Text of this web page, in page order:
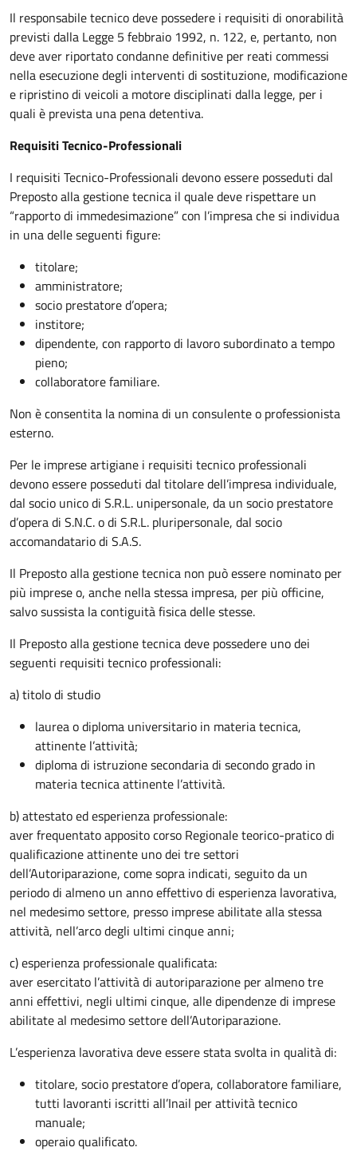
Il responsabile tecnico deve possedere i requisiti di onorabilità
previsti dalla Legge 5 febbraio 1992, n. 122, e, pertanto, non
deve aver riportato condanne definitive per reati commessi
nella esecuzione degli interventi di sostituzione, modificazione
e ripristino di veicoli a motore disciplinati dalla legge, per i
quali è prevista una pena detentiva.
Requisiti Tecnico-Professionali
I requisiti Tecnico-Professionali devono essere posseduti dal
Preposto alla gestione tecnica il quale deve rispettare un
“rapporto di immedesimazione” con l’impresa che si individua
in una delle seguenti figure:
titolare;
amministratore;
socio prestatore d’opera;
institore;
dipendente, con rapporto di lavoro subordinato a tempo
pieno;
collaboratore familiare.
Non è consentita la nomina di un consulente o professionista
esterno.
Per le imprese artigiane i requisiti tecnico professionali
devono essere posseduti dal titolare dell’impresa individuale,
dal socio unico di S.R.L. unipersonale, da un socio prestatore
d’opera di S.N.C. o di S.R.L. pluripersonale, dal socio
accomandatario di S.A.S.
Il Preposto alla gestione tecnica non può essere nominato per
più imprese o, anche nella stessa impresa, per più officine,
salvo sussista la contiguità fisica delle stesse.
Il Preposto alla gestione tecnica deve possedere uno dei
seguenti requisiti tecnico professionali:
a) titolo di studio
laurea o diploma universitario in materia tecnica,
attinente l’attività;
diploma di istruzione secondaria di secondo grado in
materia tecnica attinente l’attività.
b) attestato ed esperienza professionale:
aver frequentato apposito corso Regionale teorico-pratico di
qualificazione attinente uno dei tre settori
dell’Autoriparazione, come sopra indicati, seguito da un
periodo di almeno un anno effettivo di esperienza lavorativa,
nel medesimo settore, presso imprese abilitate alla stessa
attività, nell’arco degli ultimi cinque anni;
c) esperienza professionale qualificata:
aver esercitato l’attività di autoriparazione per almeno tre
anni effettivi, negli ultimi cinque, alle dipendenze di imprese
abilitate al medesimo settore dell’Autoriparazione.
L’esperienza lavorativa deve essere stata svolta in qualità di:
titolare, socio prestatore d’opera, collaboratore familiare,
tutti lavoranti iscritti all’Inail per attività tecnico
manuale;
operaio qualificato.